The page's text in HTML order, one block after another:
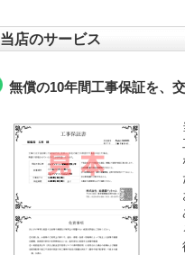
当店のサービス
無償の10年間工事保証を、